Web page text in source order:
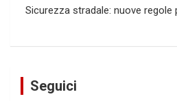
Sicurezza stradale: nuove regole
Seguici